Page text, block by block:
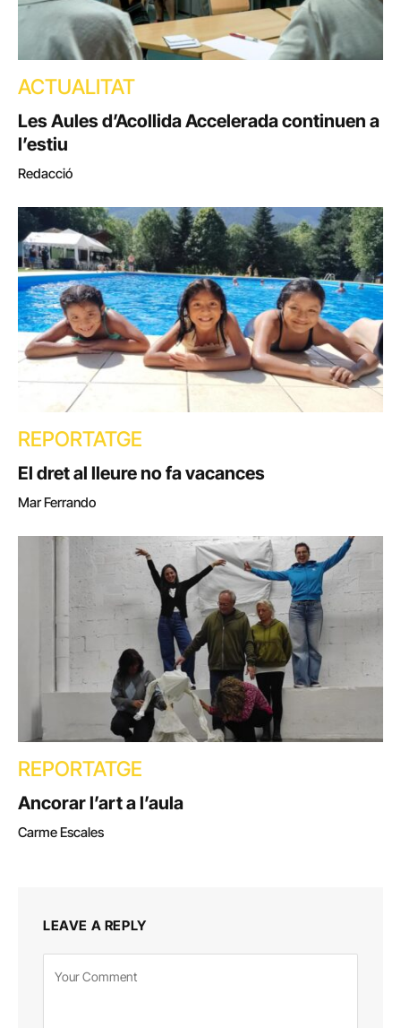
ACTUALITAT
Les Aules d’Acollida Accelerada continuen a
l’estiu
Redacció
REPORTATGE
El dret al lleure no fa vacances
Mar Ferrando
REPORTATGE
Ancorar l’art a l’aula
Carme Escales
LEAVE A REPLY